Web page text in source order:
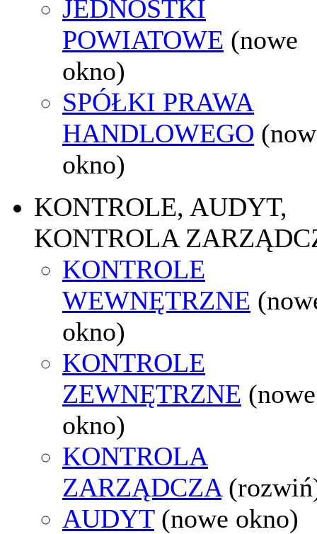
JEDNOSTKI
POWIATOWE (nowe
okno)
SPÓŁKI PRAWA
HANDLOWEGO
okno)
KONTROLE, AUDYT,
KONTROLA
KONTROLE
WEWNĘTRZNE
okno)
KONTROLE
ZEWNĘTRZNE (nowe
okno)
KONTROLA
ZARZĄDCZA
AUDYT (nowe okno)